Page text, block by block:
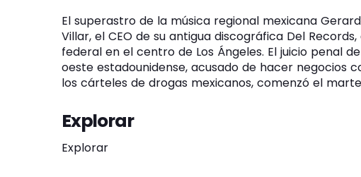
El superastro de la música regional mexicana
Villar, el CEO de su antigua discográfica Del
federal en el centro de Los Ángeles. El juicio penal
oeste estadounidense, acusado de hacer negocios
los cárteles de drogas mexicanos, comenzó el
Explorar
Explorar